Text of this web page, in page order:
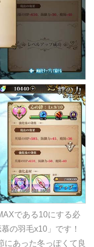
である10にする必
の羽毛x10」です！
にあった冬っぽくて良